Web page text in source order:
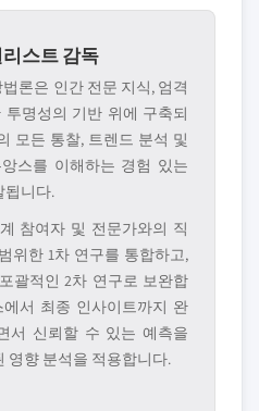
스트 감독
론은 인간 전문 지식, 엄격
명성의 기반 위에 구축되
모든 통찰, 트렌드 분석 및
스를 이해하는 경험 있는
됩니다.
참여자 및 전문가와의 직
위한 1차 연구를 통합하고,
괄적인 2차 연구로 보완합
서 최종 인사이트까지 완
서 신뢰할 수 있는 예측을
영향 분석을 적용합니다.